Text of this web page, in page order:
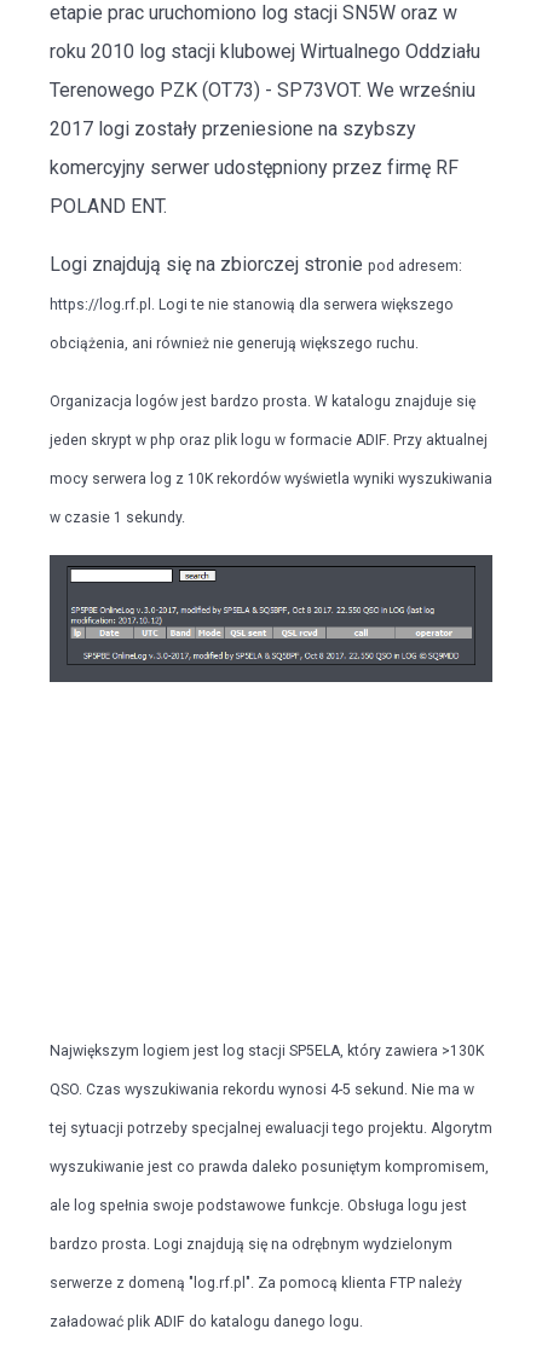
etapie prac uruchomiono log stacji SN5W oraz w
roku 2010 log stacji klubowej Wirtualnego Oddziału
Terenowego PZK (OT73) - SP73VOT. We wrześniu
2017 logi zostały przeniesione na szybszy
komercyjny serwer udostępniony przez firmę RF
POLAND ENT.
Logi znajdują się na zbiorczej stronie pod adresem:
https://log.rf.pl . Logi te nie stanowią dla serwera większego
obciążenia, ani również nie generują większego ruchu.
Organizacja logów jest bardzo prosta. W katalogu znajduje się
jeden skrypt w php oraz plik logu w formacie ADIF. Przy aktualnej
mocy serwera log z 10K rekordów wyświetla wyniki wyszukiwania
w czasie 1 sekundy.
Największym logiem jest log stacji SP5ELA, który zawiera >130K
QSO. Czas wyszukiwania rekordu wynosi 4-5 sekund. Nie ma w
tej sytuacji potrzeby specjalnej ewaluacji tego projektu. Algorytm
wyszukiwanie jest co prawda daleko posuniętym kompromisem,
ale log spełnia swoje podstawowe funkcje. Obsługa logu jest
bardzo prosta. Logi znajdują się na odrębnym wydzielonym
serwerze z domeną "log.rf.pl". Za pomocą klienta FTP należy
załadować plik ADIF do katalogu danego logu.